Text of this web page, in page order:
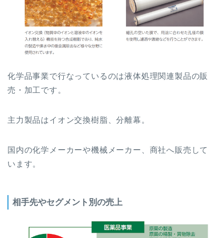
化学品事業で行なっているのは液体処理関連製品の販
売・加工です。
主力製品はイオン交換樹脂、分離幕。
国内の化学メーカーや機械メーカー、商社へ販売して
います。
相手先やセグメント別の売上